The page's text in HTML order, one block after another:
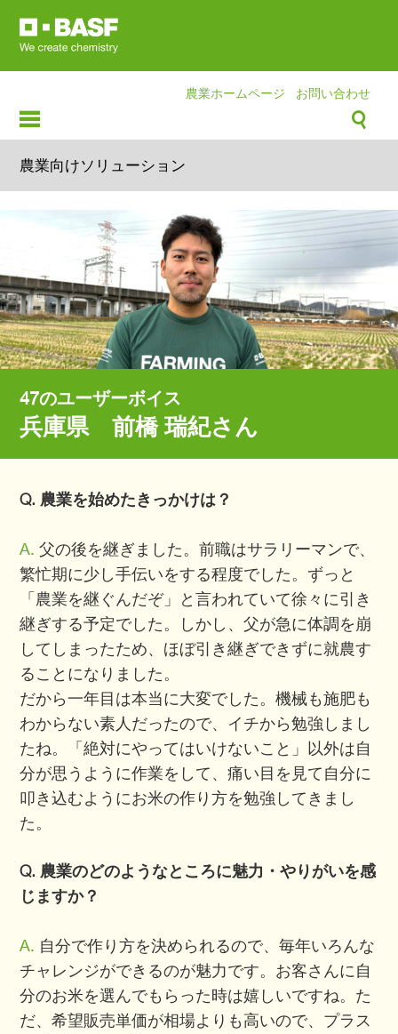
農業ホームページ お問い合わせ
農業向けソリューション
47のユーザーボイス
兵庫県 前橋 瑞紀さん
Q. 農業を始めたきっかけは？
A. 父の後を継ぎました。前職はサラリーマンで、
繁忙期に少し手伝いをする程度でした。ずっと
「農業を継ぐんだぞ」と言われていて徐々に引き
継ぎする予定でした。しかし、父が急に体調を崩
してしまったため、ほぼ引き継ぎできずに就農す
ることになりました。
だから一年目は本当に大変でした。機械も施肥も
わからない素人だったので、イチから勉強しまし
たね。「絶対にやってはいけないこと」以外は自
分が思うように作業をして、痛い目を見て自分に
叩き込むようにお米の作り方を勉強してきまし
た。
Q. 農業のどのようなところに魅力・やりがいを感
じますか？
A. 自分で作り方を決められるので、毎年いろんな
チャレンジができるのが魅力です。お客さんに自
分のお米を選んでもらった時は嬉しいですね。た
だ、希望販売単価が相場よりも高いので、プラス